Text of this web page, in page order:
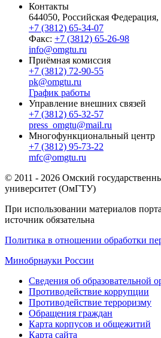
Контакты
644050, Российская
+7 (3812) 65-34-07
Факс: +7 (3812) 65-26-98
info@omgtu.ru
Приёмная комиссия
+7 (3812) 72-90-55
pk@omgtu.ru
График работы
Управление внешних связей
+7 (3812) 65-32-57
press_omgtu@mail.ru
Многофункциональный центр
+7 (3812) 95-73-22
mfc@omgtu.ru
© 2011 - 2026 Омский
университет (ОмГТУ)
При использовании материалов
источник обязательна
Политика в отношении обработки
Минобрнауки России
Сведения об образовательной
Противодействие коррупции
Противодействие терроризму
Обращения граждан
Карта корпусов и общежитий
Карта сайта